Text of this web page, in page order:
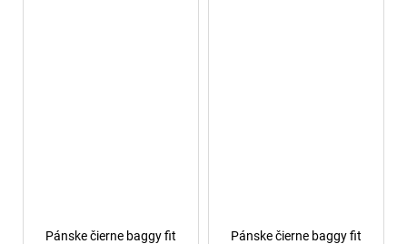
Pánske čierne baggy fit
Pánske čierne baggy fit